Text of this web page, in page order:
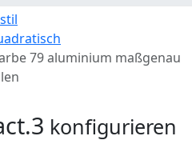
79 aluminium maßgenau
konfigurieren